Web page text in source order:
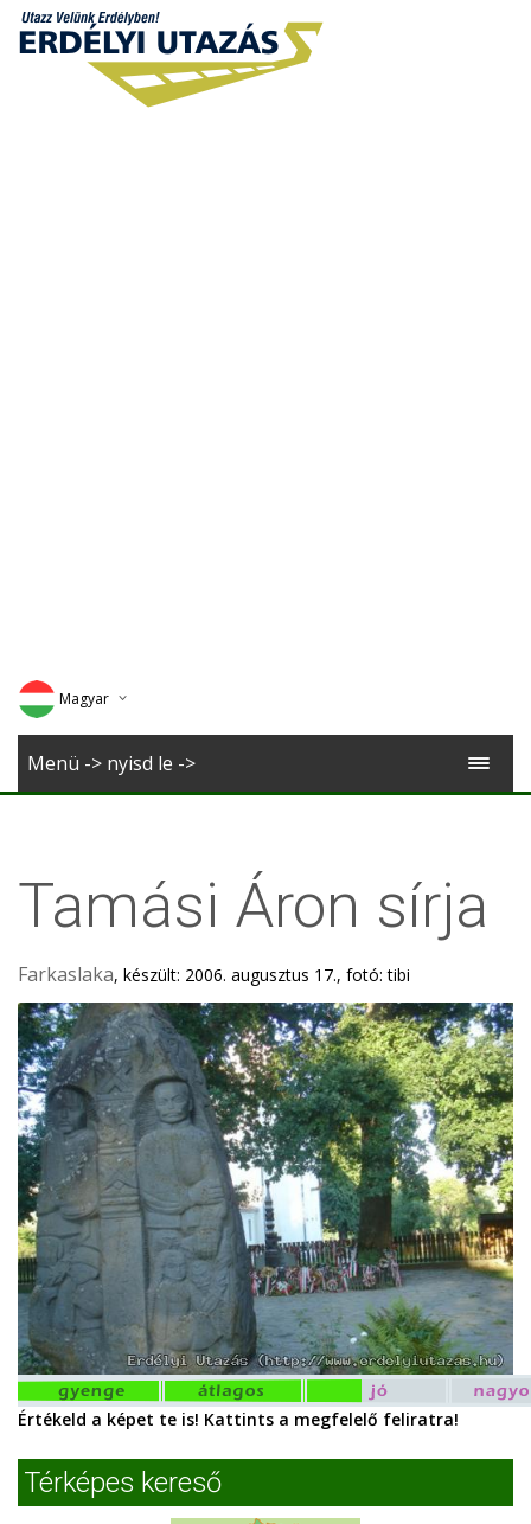
Magyar
Deutsch
Menü -> nyisd le ->
Tamási Áron sírja
Farkaslaka, készült: 2006. augusztus 17., fotó: tibi
Értékeld a képet te is! Kattints a megfelelő feliratra!
Térképes kereső